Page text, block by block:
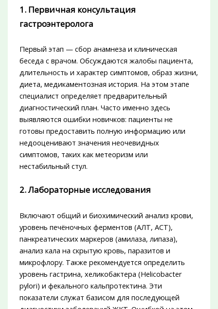
1. Первичная консультация
гастроэнтеролога
Первый этап — сбор анамнеза и клиническая
беседа с врачом. Обсуждаются жалобы пациента,
длительность и характер симптомов, образ жизни,
диета, медикаментозная история. На этом этапе
специалист определяет предварительный
диагностический план. Часто именно здесь
выявляются ошибки новичков: пациенты не
готовы предоставить полную информацию или
недооценивают значения неочевидных
симптомов, таких как метеоризм или
нестабильный стул.
2. Лабораторные исследования
Включают общий и биохимический анализ крови,
уровень печёночных ферментов (АЛТ, АСТ),
панкреатических маркеров (амилаза, липаза),
анализ кала на скрытую кровь, паразитов и
микрофлору. Также рекомендуется определить
уровень гастрина, хеликобактера (Helicobacter
pylori) и фекального кальпротектина. Эти
показатели служат базисом для последующей